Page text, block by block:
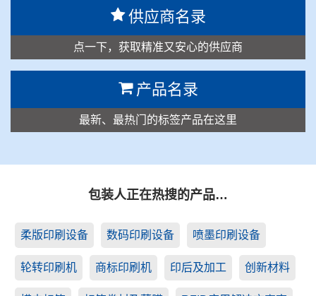
供应商名录
点一下，获取精准又安心的供应商
产品名录
最新、最热门的标签产品在这里
包装人正在热搜的产品…
柔版印刷设备 数码印刷设备 喷墨印刷设备
轮转印刷机 商标印刷机 印后及加工 创新材料